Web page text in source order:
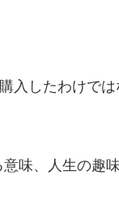
入したわけで
味、人生の趣